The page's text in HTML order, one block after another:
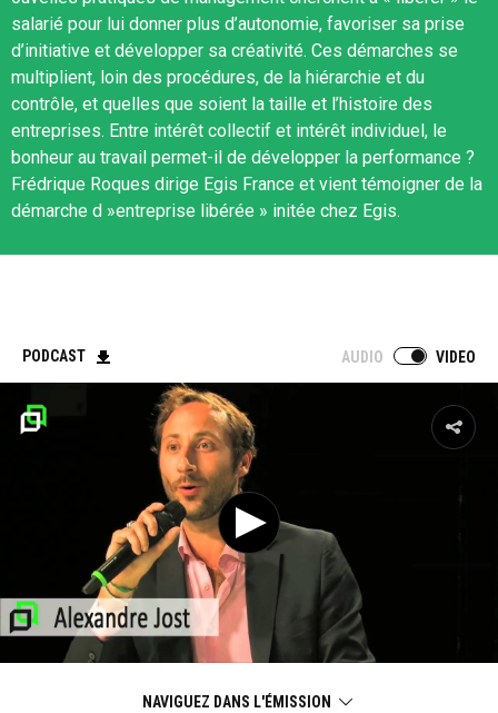
salarié pour lui donner plus d’autonomie, favoriser sa prise
d’initiative et développer sa créativité. Ces démarches se
multiplient, loin des procédures, de la hiérarchie et du
contrôle, et quelles que soient la taille et l’histoire des
entreprises. Entre intérêt collectif et intérêt individuel, le
bonheur au travail permet-il de développer la performance ?
Frédrique Roques dirige Egis France et vient témoigner de la
démarche d »entreprise libérée » initée chez Egis.
PODCAST AUDIO VIDEO
NAVIGUEZ DANS L'ÉMISSION